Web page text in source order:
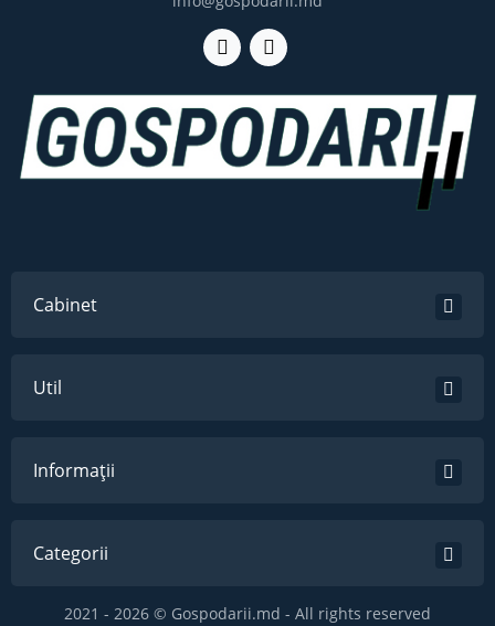
Cabinet
Util
Informații
Categorii
2021 - 2026 © Gospodarii.md - All rights reserved